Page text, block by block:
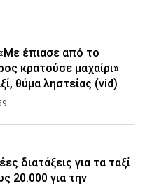
έπιασε από το
κρατούσε μαχαίρι»
θύμα ληστείας (vid)
διατάξεις για τα ταξί
20.000 για την